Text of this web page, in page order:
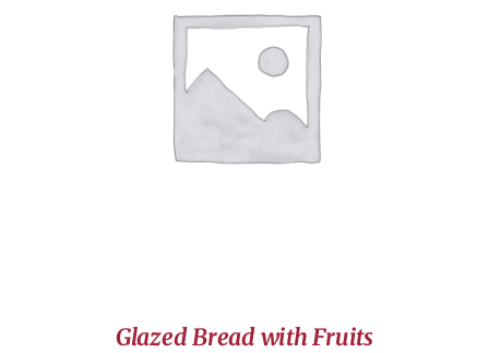
AJOUTER AU PANIER
Glazed Bread with Fruits